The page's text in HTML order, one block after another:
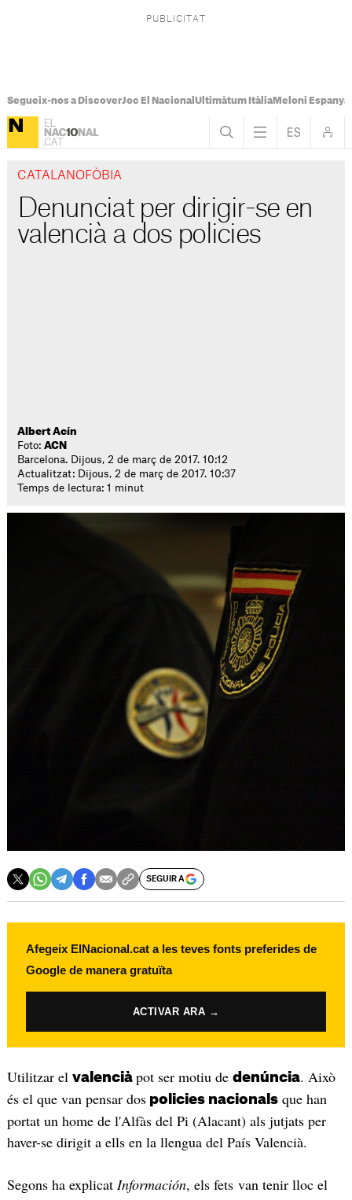
Segueix-nos a DiscoverJoc El Nacional Ultimàtum ItàliaMeloni Espanya
CATALANOFÒBIA
Denunciat per dirigir-se en
valencià a dos policies
Albert Acín
Foto:ACN
Barcelona. Dijous, 2 de març de 2017. 10:12
Actualitzat: Dijous, 2 de març de 2017. 10:37
Temps de lectura: 1 minut
SEGUIR A
Afegeix ElNacional.cat a les teves fonts preferides de
Google de manera gratuïta
ACTIVAR ARA →
Utilitzar el valencià pot ser motiu de denúncia. Això
és el que van pensar dospolicies nacionalsque han
portat un home de l'Alfàs del Pi (Alacant) als jutjats per
haver-se dirigit a ells en la llengua del País Valencià.
Segons ha explicat Información, els fets van tenir lloc el